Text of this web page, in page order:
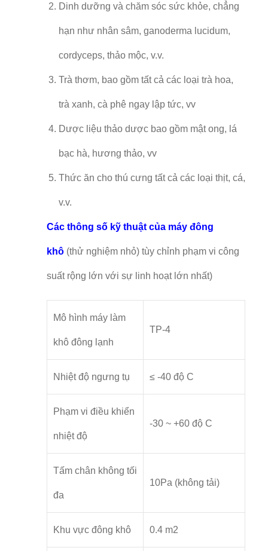
Dinh dưỡng và chăm sóc sức khỏe, chẳng
hạn như nhân sâm, ganoderma lucidum,
cordyceps, thảo mộc, v.v.
Trà thơm, bao gồm tất cả các loại trà hoa,
trà xanh, cà phê ngay lập tức, vv
Dược liệu thảo dược bao gồm mật ong, lá
bạc hà, hương thảo, vv
Thức ăn cho thú cưng tất cả các loại thịt, cá,
v.v.
Các thông số kỹ thuật của máy đông
khô (thử nghiệm nhỏ) tùy chỉnh phạm vi công
suất rộng lớn với sự linh hoạt lớn nhất)
Mô hình máy làm
khô đông lạnh
TP-4
Nhiệt độ ngưng tụ ≤ -40 độ C
Phạm vi điều khiển
nhiệt độ
-30 ~ +60 độ C
Tấm chân không tối
đa
10Pa (không tải)
Khu vực đông khô 0.4 m2